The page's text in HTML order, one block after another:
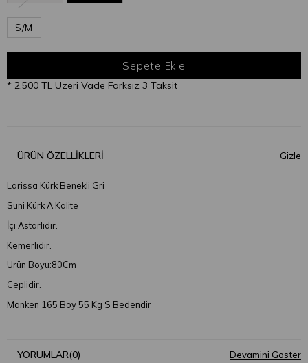
S/M
* 2.500 TL Üzeri Vade Farksız 3 Taksit
ÜRÜN ÖZELLIKLERI
Larissa Kürk Benekli Gri
Suni Kürk A Kalite
İçi Astarlıdır.
Kemerlidir.
Ürün Boyu:80Cm
Ceplidir.
Manken 165 Boy 55 Kg S Bedendir
YORUMLAR(0)